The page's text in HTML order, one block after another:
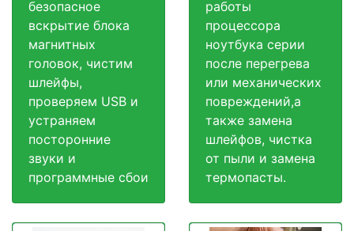
безопасное
вскрытие блока
магнитных
головок, чистим
шлейфы,
проверяем USB и
устраняем
посторонние
звуки и
программные сбои
работы
процессора
ноутбука серии
после перегрева
или механических
повреждений,а
также замена
шлейфов, чистка
от пыли и замена
термопасты.